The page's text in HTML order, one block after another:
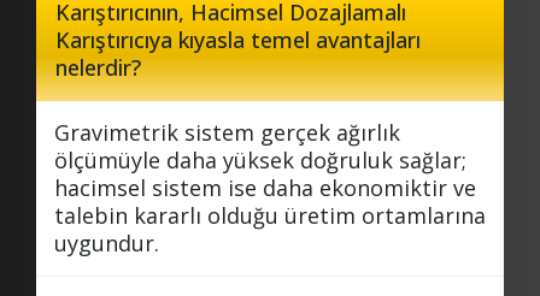
Karıştırıcının, Hacimsel Dozajlamalı
Karıştırıcıya kıyasla temel avantajları
nelerdir?
Gravimetrik sistem gerçek ağırlık
ölçümüyle daha yüksek doğruluk sağlar;
hacimsel sistem ise daha ekonomiktir ve
talebin kararlı olduğu üretim ortamlarına
uygundur.